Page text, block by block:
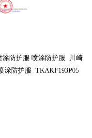
涂防护服 喷涂防护服 川崎
涂防护服 TKAKF193P05